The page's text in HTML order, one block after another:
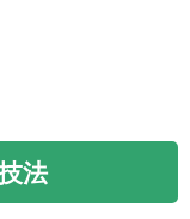
法